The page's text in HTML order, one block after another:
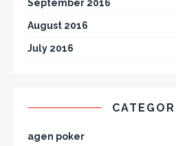
September 2016
August 2016
July 2016
agen poker